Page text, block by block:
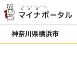
神奈川県横浜市